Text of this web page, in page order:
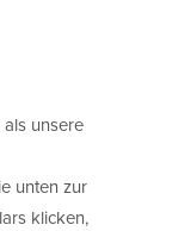
unsere
unten zur
klicken,